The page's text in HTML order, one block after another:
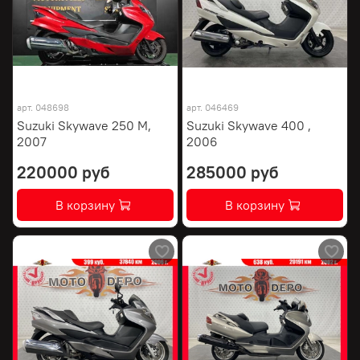
арт. 048698
Suzuki Skywave 250 M,
2007
220000 руб
В корзину
арт. 046469
Suzuki Skywave 400 ,
2006
285000 руб
В корзину